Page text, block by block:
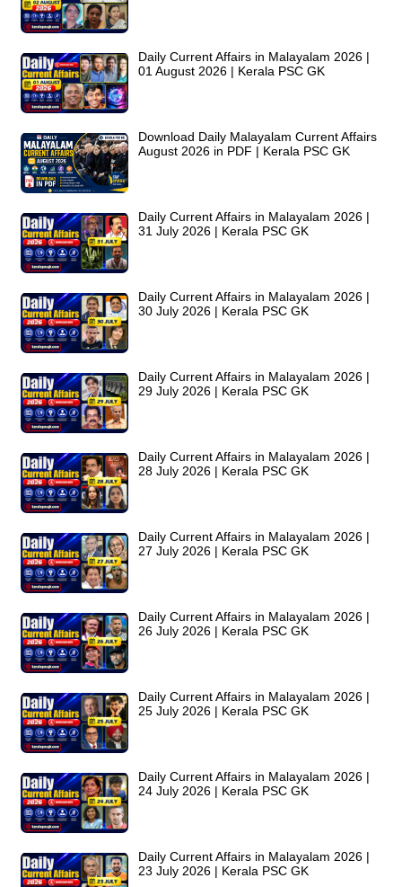
Daily Current Affairs in Malayalam 2026 |
01 August 2026 | Kerala PSC GK
Download Daily Malayalam Current Affairs
August 2026 in PDF | Kerala PSC GK
Daily Current Affairs in Malayalam 2026 |
31 July 2026 | Kerala PSC GK
Daily Current Affairs in Malayalam 2026 |
30 July 2026 | Kerala PSC GK
Daily Current Affairs in Malayalam 2026 |
29 July 2026 | Kerala PSC GK
Daily Current Affairs in Malayalam 2026 |
28 July 2026 | Kerala PSC GK
Daily Current Affairs in Malayalam 2026 |
27 July 2026 | Kerala PSC GK
Daily Current Affairs in Malayalam 2026 |
26 July 2026 | Kerala PSC GK
Daily Current Affairs in Malayalam 2026 |
25 July 2026 | Kerala PSC GK
Daily Current Affairs in Malayalam 2026 |
24 July 2026 | Kerala PSC GK
Daily Current Affairs in Malayalam 2026 |
23 July 2026 | Kerala PSC GK